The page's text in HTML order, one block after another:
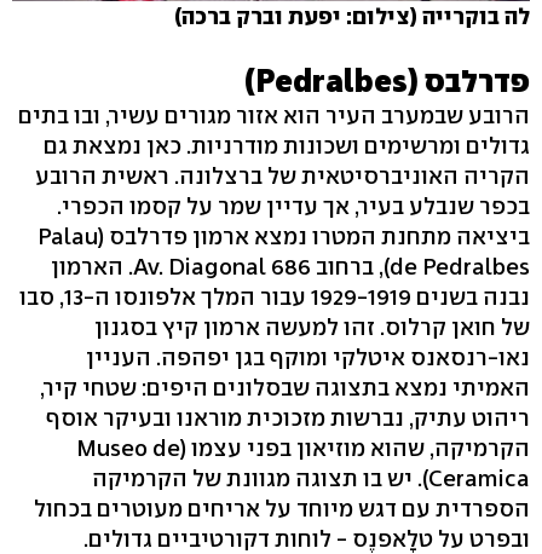
לה בוקרייה (צילום: יפעת וברק ברכה)
פדרלבס (Pedralbes)
הרובע שבמערב העיר הוא אזור מגורים עשיר, ובו בתים
גדולים ומרשימים ושכונות מודרניות. כאן נמצאת גם
הקריה האוניברסיטאית של ברצלונה. ראשית הרובע
בכפר שנבלע בעיר, אך עדיין שמר על קסמו הכפרי.
ביציאה מתחנת המטרו נמצא ארמון פדרלבס (Palau
de Pedralbes), ברחוב 686 Av. Diagonal. הארמון
נבנה בשנים 1929-1919 עבור המלך אלפונסו ה-13, סבו
של חואן קרלוס. זהו למעשה ארמון קיץ בסגנון
נאו-רנסאנס איטלקי ומוקף בגן יפהפה. העניין
האמיתי נמצא בתצוגה שבסלונים היפים: שטחי קיר,
ריהוט עתיק, נברשות מזכוכית מוראנו ובעיקר אוסף
הקרמיקה, שהוא מוזיאון בפני עצמו (Museo de
Ceramica). יש בו תצוגה מגוונת של הקרמיקה
הספרדית עם דגש מיוחד על אריחים מעוטרים בכחול
ובפרט על טלָאפנֶס - לוחות דקורטיביים גדולים.